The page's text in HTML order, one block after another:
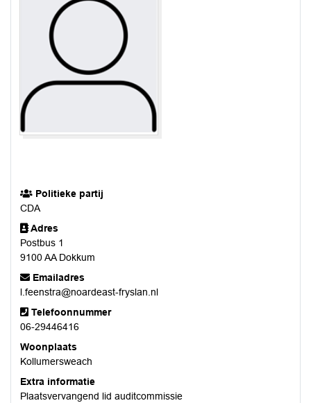
Politieke partij
CDA
Adres
Postbus 1
9100 AA Dokkum
Emailadres
l.feenstra@noardeast-fryslan.nl
Telefoonnummer
06-29446416
Woonplaats
Kollumersweach
Extra informatie
Plaatsvervangend lid auditcommissie